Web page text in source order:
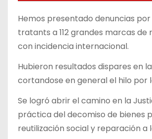
Hemos presentado denuncias
tratants a 112 grandes marcas de
con incidencia internacional.
Hubieron resultados dispares en
cortandose en general el hilo por
Se logró abrir el camino en la
práctica del decomiso de bienes
reutilización social y reparación a